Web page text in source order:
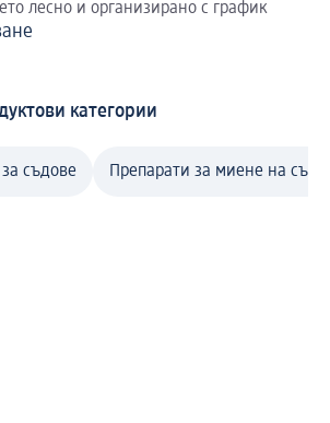
лесно и организирано с график
категории
съдове Препарати за миене на